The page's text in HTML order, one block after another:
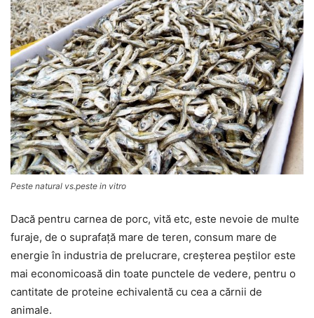
Peste natural vs.peste in vitro
Dacă pentru carnea de porc, vită etc, este nevoie de multe
furaje, de o suprafaţă mare de teren, consum mare de
energie în industria de prelucrare, creşterea peştilor este
mai economicoasă din toate punctele de vedere, pentru o
cantitate de proteine echivalentă cu cea a cărnii de
animale.